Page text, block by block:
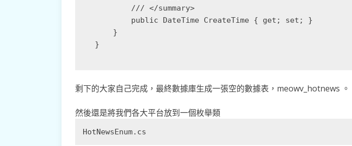
        /// </summary>
        public DateTime CreateTime { get; set; }
    }
剩下的大家自己完成，最終數據庫生成一張空的數據表，meowv_hotnews 。
然後還是將我們各大平台放到一個枚舉類
HotNewsEnum.cs